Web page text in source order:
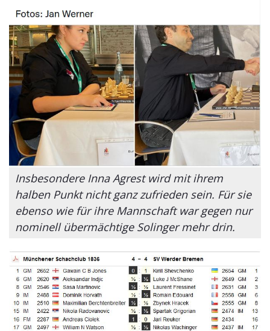
Insbesondere Inna Agrest wird mit ihrem
halben Punkt nicht ganz zufrieden sein. Für sie
ebenso wie für ihre Mannschaft war gegen nur
nominell übermächtige Solinger mehr drin.